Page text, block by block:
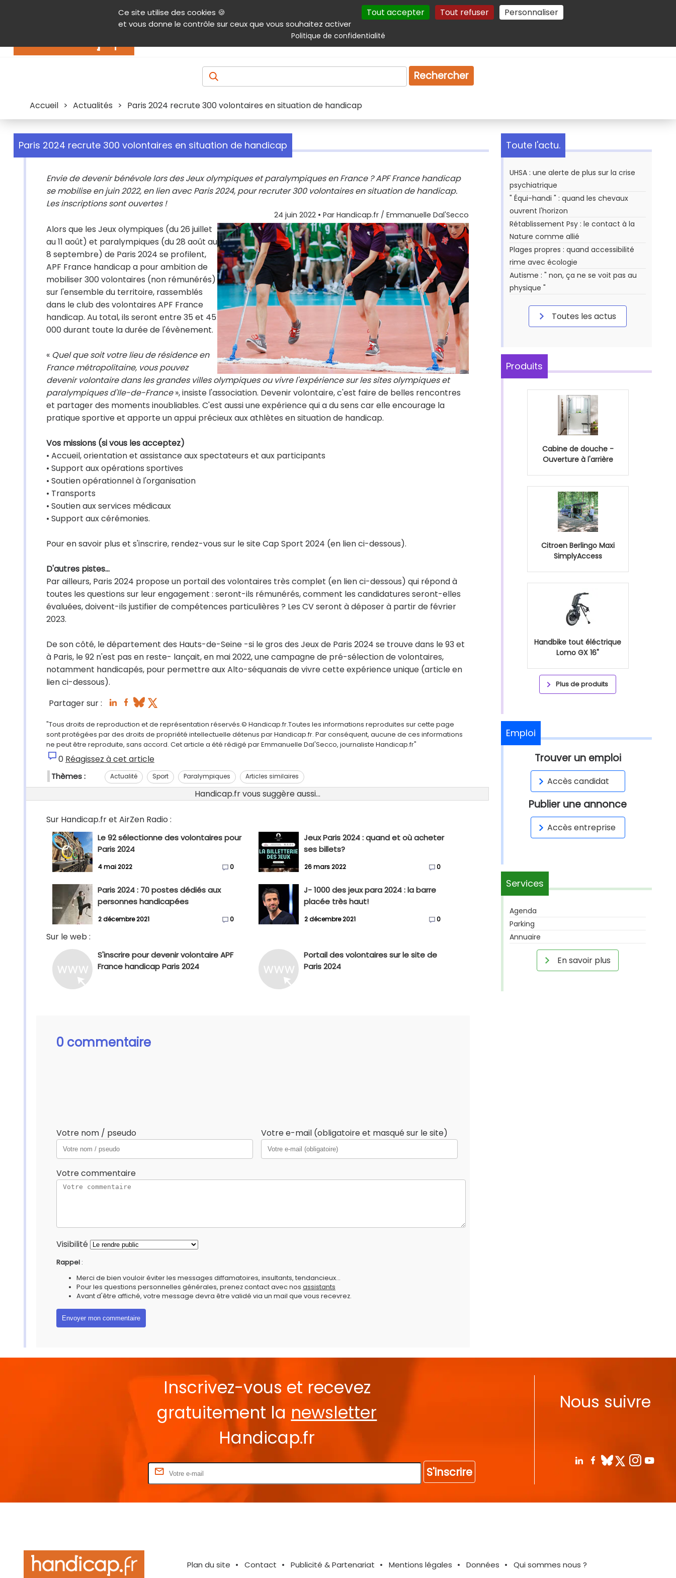
Ce site utilise des cookies 🍪
et vous donne le contrôle sur ceux que vous souhaitez activer
Tout accepter Tout refuser Personnaliser
Politique de confidentialité
Contenu Aide et accessibilité Menu principal Autres services Plan du site Gestion des cookies
Produits & services Emploi Droit
Rechercher
Accueil > Actualités > Paris 2024 recrute 300 volontaires en situation de handicap
Paris 2024 recrute 300 volontaires en situation de handicap
Envie de devenir bénévole lors des Jeux olympiques et paralympiques en France ? APF France handicap
se mobilise en juin 2022, en lien avec Paris 2024, pour recruter 300 volontaires en situation de handicap.
Les inscriptions sont ouvertes !
24 juin 2022 • Par Handicap.fr / Emmanuelle Dal'Secco
Alors que les Jeux olympiques (du 26 juillet
au 11 août) et paralympiques (du 28 août au
8 septembre) de Paris 2024 se profilent,
APF France handicap a pour ambition de
mobiliser 300 volontaires (non rémunérés)
sur l'ensemble du territoire, rassemblés
dans le club des volontaires APF France
handicap. Au total, ils seront entre 35 et 45
000 durant toute la durée de l'évènement.
« Quel que soit votre lieu de résidence en
France métropolitaine, vous pouvez
devenir volontaire dans les grandes villes olympiques ou vivre l'expérience sur les sites olympiques et
paralympiques d'Ile-de-France», insiste l'association. Devenir volontaire, c'est faire de belles rencontres
et partager des moments inoubliables. C'est aussi une expérience qui a du sens car elle encourage la
pratique sportive et apporte un appui précieux aux athlètes en situation de handicap.
Vos missions (si vous les acceptez)
• Accueil, orientation et assistance aux spectateurs et aux participants
• Support aux opérations sportives
• Soutien opérationnel à l'organisation
• Transports
• Soutien aux services médicaux
• Support aux cérémonies.
Pour en savoir plus et s'inscrire, rendez-vous sur le site Cap Sport 2024 (en lien ci-dessous).
D'autres pistes...
Par ailleurs, Paris 2024 propose un portail des volontaires très complet (en lien ci-dessous) qui répond à
toutes les questions sur leur engagement : seront-ils rémunérés, comment les candidatures seront-elles
évaluées, doivent-ils justifier de compétences particulières ? Les CV seront à déposer à partir de février
2023.
De son côté, le département des Hauts-de-Seine -si le gros des Jeux de Paris 2024 se trouve dans le 93 et
à Paris, le 92 n'est pas en reste- lançait, en mai 2022, une campagne de pré-sélection de volontaires,
notamment handicapés, pour permettre aux Alto-séquanais de vivre cette expérience unique (article en
lien ci-dessous).
Partager sur :
"Tous droits de reproduction et de représentation réservés.© Handicap.fr.Toutes les informations reproduites sur cette page
sont protégées par des droits de propriété intellectuelle détenus par Handicap.fr. Par conséquent, aucune de ces informations
ne peut être reproduite, sans accord. Cet article a été rédigé par Emmanuelle Dal'Secco, journaliste Handicap.fr"
0 Réagissez à cet article
Thèmes : Actualité Sport Paralympiques Articles similaires
Handicap.fr vous suggère aussi...
Sur Handicap.fr et AirZen Radio :
Le 92 sélectionne des volontaires pour
Paris 2024
4 mai 2022 0
Jeux Paris 2024 : quand et où acheter
ses billets?
26 mars 2022 0
Paris 2024 : 70 postes dédiés aux
personnes handicapées
2 décembre 2021 0
J- 1000 des jeux para 2024 : la barre
placée très haut!
2 décembre 2021 0
Sur le web :
S'inscrire pour devenir volontaire APF
France handicap Paris 2024
Portail des volontaires sur le site de
Paris 2024
0 commentaire
Votre nom / pseudo Votre e-mail (obligatoire et masqué sur le site)
Votre commentaire
Visibilité
Rappel :
Merci de bien vouloir éviter les messages diffamatoires, insultants, tendancieux...
Pour les questions personnelles générales, prenez contact avec nos assistants
Avant d'être affiché, votre message devra être validé via un mail que vous recevrez.
Toute l'actu.
UHSA : une alerte de plus sur la crise
psychiatrique
" Équi-handi " : quand les chevaux
ouvrent l'horizon
Rétablissement Psy : le contact à la
Nature comme allié
Plages propres : quand accessibilité
rime avec écologie
Autisme : " non, ça ne se voit pas au
physique "
Toutes les actus
Produits
Cabine de douche -
Ouverture à l'arrière
Citroen Berlingo Maxi
SimplyAccess
Handbike tout éléctrique
Lomo GX 16"
Plus de produits
Emploi
Trouver un emploi
Accès candidat
Publier une annonce
Accès entreprise
Services
Agenda
Parking
Annuaire
En savoir plus
Inscrivez-vous et recevez
gratuitement la newsletter
Handicap.fr
S'inscrire
Nous suivre
Plan du site Contact Publicité & Partenariat Mentions légales Données Qui sommes nous ?